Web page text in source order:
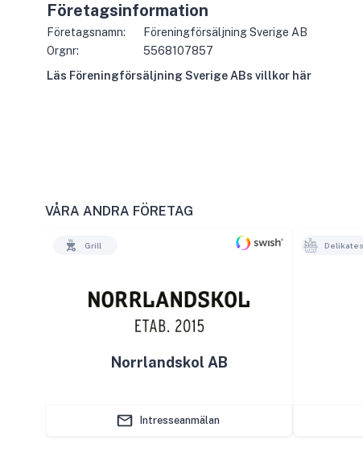
Företagsinformation
Företagsnamn:
Föreningförsäljning Sverige AB
Orgnr:
5568107857
Läs Föreningförsäljning Sverige ABs villkor här
VÅRA ANDRA FÖRETAG
Grill
Norrlandskol AB
Intresseanmälan